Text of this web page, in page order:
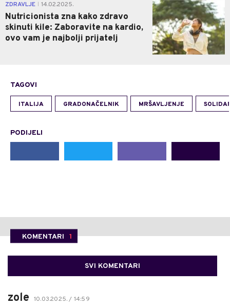
ZDRAVLJE 14.02.2025.
Nutricionista zna kako zdravo
skinuti kile: Zaboravite na kardio,
ovo vam je najbolji prijatelj
TAGOVI
ITALIJA GRADONAČELNIK MRŠAVLJENJE
PODIJELI
KOMENTARI 1
SVI KOMENTARI
zole 10.03.2025. / 14:59